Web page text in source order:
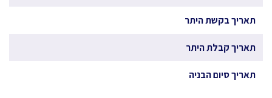
תאריך בקשת היתר
תאריך קבלת היתר
תאריך סיום הבניה